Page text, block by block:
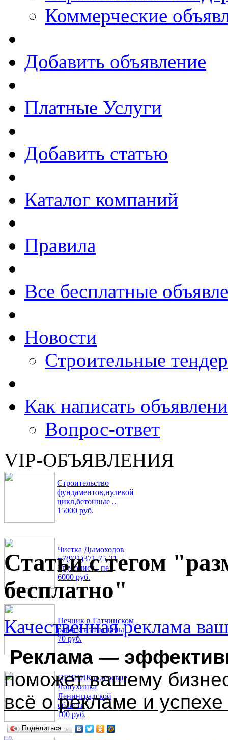
Коммерческие
Добавить объявление
Платные Услуги
Добавить статью
Каталог компаний
Правила
Все бесплатные
Новости
Строительные
Как написать
Вопрос-ответ
VIP-ОБЪЯВЛЕНИЯ
Строительство
фундаментов,нулевой
цикл,бетонные ..
15000 руб.
Чистка Дымоходов
+7(921)371-75-21
Трубочист - пе..
6000 руб.
Печник в Гатчинском
районе из Гатчины
70 руб.
ПЕЧНИК в деревне
Лопухинка
Ленинградской
области
100 руб.
Статьи с тегом
бесплатно"
Качественная реклама
Реклама —
поможет вашему
всё о рекламе и
Поделиться…